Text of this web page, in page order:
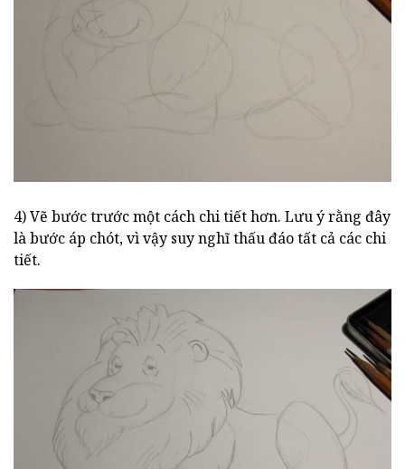
4) Vẽ bước trước một cách chi tiết hơn. Lưu ý rằng đây
là bước áp chót, vì vậy suy nghĩ thấu đáo tất cả các chi
tiết.